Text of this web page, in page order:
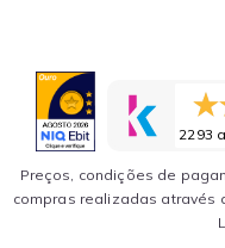
2293
Preços, condições de
compras realizadas através